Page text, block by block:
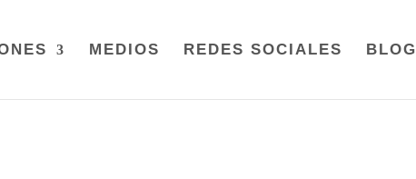
MEDIOS REDES SOCIALES BLOG